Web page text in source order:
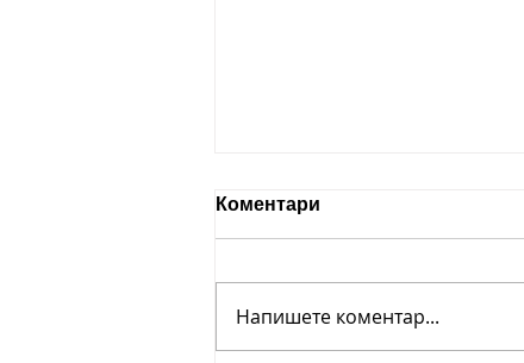
Проектът „Building life –
Проектът „Building life –
изграждане на капацитет“
приключи и с радост обявяваме
Коментари
Напишете коментар...